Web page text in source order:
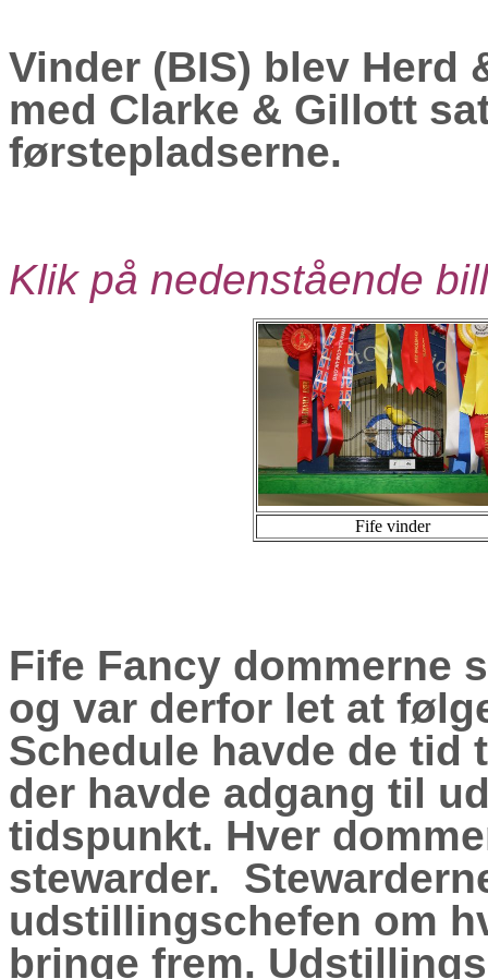
Vinder (BIS) blev Herd
med Clarke & Gillott
førstepladserne.
Klik på nedenstående
Fife vinder
Fife Fancy dommerne
og var derfor let at
Schedule havde de tid
der havde adgang til
tidspunkt. Hver
stewarder.
udstillingschefen om
bringe frem.